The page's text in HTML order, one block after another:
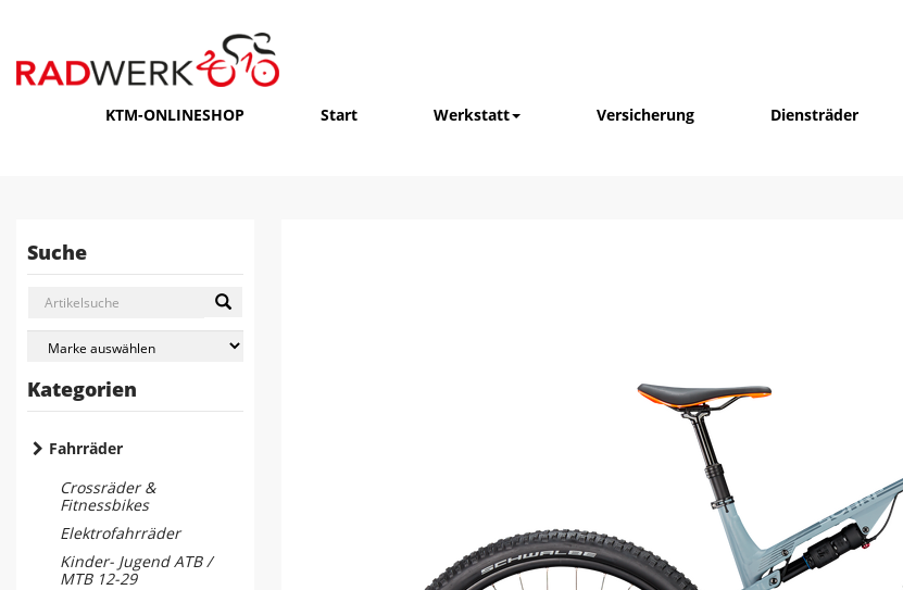
KTM-ONLINESHOP Start Werkstatt Versicherung Diensträder
Suche
Kategorien
Fahrräder
Crossräder &
Fitnessbikes
Elektrofahrräder
Kinder- Jugend ATB /
MTB 12-29